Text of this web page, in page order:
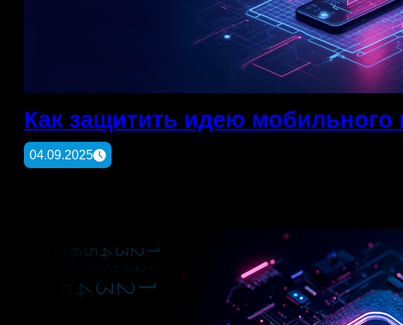
Как защитить идею мобильного
04.09.2025